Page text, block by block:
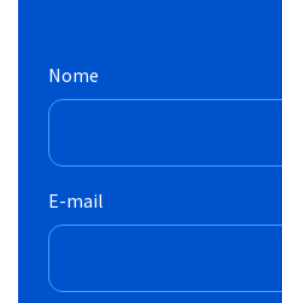
Nome
E-mail